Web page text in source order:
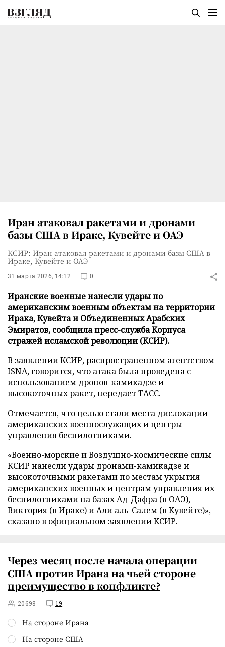
Иран атаковал ракетами и дронами
базы США в Ираке, Кувейте и ОАЭ
КСИР: Иран атаковал ракетами и дронами базы США в
Ираке, Кувейте и ОАЭ
31 марта 2026, 14:12 0
Иранские военные нанесли удары по
американским военным объектам на территории
Ирака, Кувейта и Объединенных Арабских
Эмиратов, сообщила пресс-служба Корпуса
стражей исламской революции (КСИР).
В заявлении КСИР, распространенном агентством
ISNA, говорится, что атака была проведена с
использованием дронов-камикадзе и
высокоточных ракет, передаетТАСС.
Отмечается, что целью стали места дислокации
американских военнослужащих и центры
управления беспилотниками.
«Военно-морские и Воздушно-космические силы
КСИР нанесли удары дронами-камикадзе и
высокоточными ракетами по местам укрытия
американских военных и центрам управления их
беспилотниками на базах Ад-Дафра (в ОАЭ),
Виктория (в Ираке) и Али аль-Салем (в Кувейте)», –
сказано в официальном заявлении КСИР.
Через месяц после начала операции
США против Ирана на чьей стороне
преимущество в конфликте?
20698 19
На стороне Ирана
На стороне США